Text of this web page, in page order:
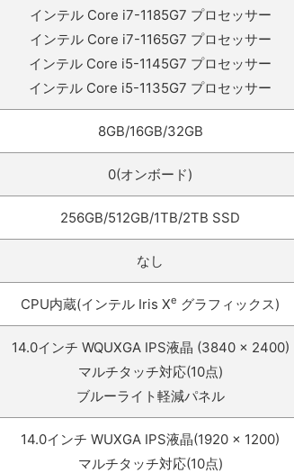
インテル Core i7-1185G7 プロセッサー
インテル Core i7-1165G7 プロセッサー
インテル Core i5-1145G7 プロセッサー
インテル Core i5-1135G7 プロセッサー
8GB/16GB/32GB
0(オンボード)
256GB/512GB/1TB/2TB SSD
なし
CPU内蔵(インテル Iris Xe グラフィックス)
14.0インチ WQUXGA IPS液晶 (3840 × 2400)
マルチタッチ対応(10点)
ブルーライト軽減パネル
14.0インチ WUXGA IPS液晶(1920 × 1200)
マルチタッチ対応(10点)